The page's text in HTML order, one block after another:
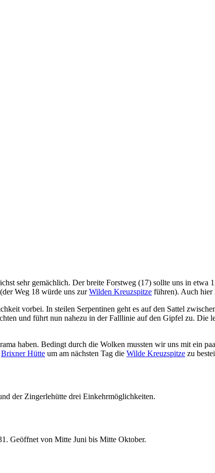
sehr gemächlich. Der breite Forstweg (17) sollte uns in etwa
Weg 18 würde uns zurWilden Kreuzspitze führen). Auch hier
vorbei. In steilen Serpentinen geht es auf den Sattel
und führt nun nahezu in der Falllinie auf den Gipfel zu. Die
haben. Bedingt durch die Wolken mussten wir uns mit ein
Brixner Hütte um am nächsten Tag die Wilde Kreuzspitze zu
der Zingerlehütte drei Einkehrmöglichkeiten.
Geöffnet von Mitte Juni bis Mitte Oktober.